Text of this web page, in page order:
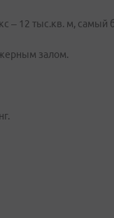
– 12 тыс.кв. м,
залом.